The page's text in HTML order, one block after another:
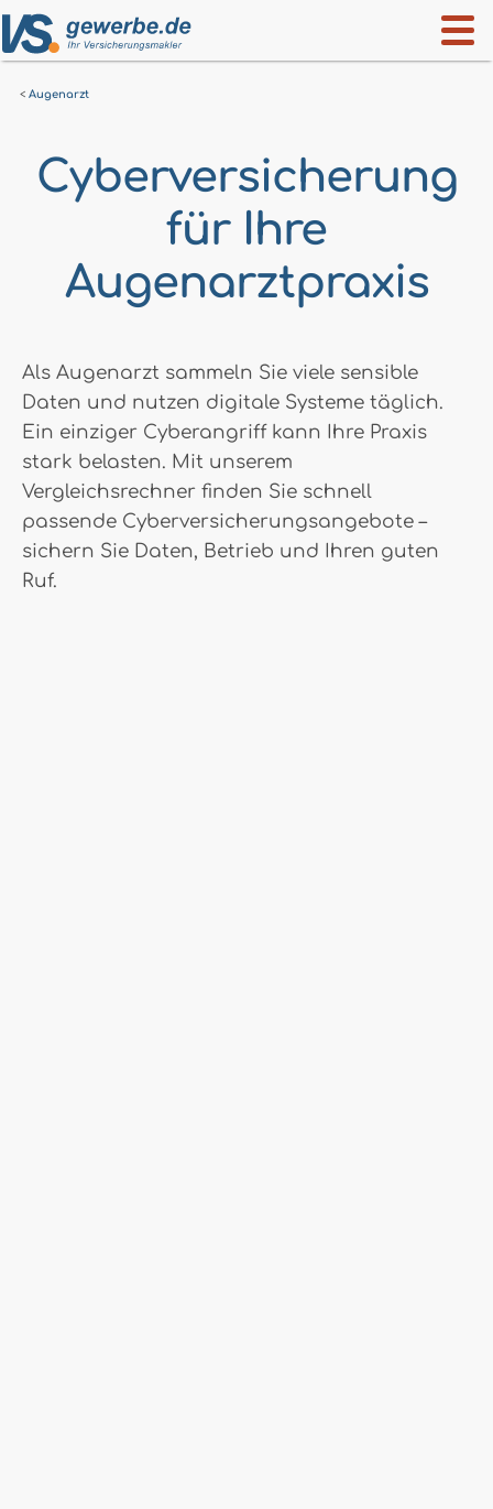
Augenarzt
Cyberversicherung
für Ihre
Augenarztpraxis
Als Augenarzt sammeln Sie viele sensible
Daten und nutzen digitale Systeme täglich.
Ein einziger Cyberangriff kann Ihre Praxis
stark belasten. Mit unserem
Vergleichsrechner finden Sie schnell
passende Cyberversicherungsangebote –
sichern Sie Daten, Betrieb und Ihren guten
Ruf.